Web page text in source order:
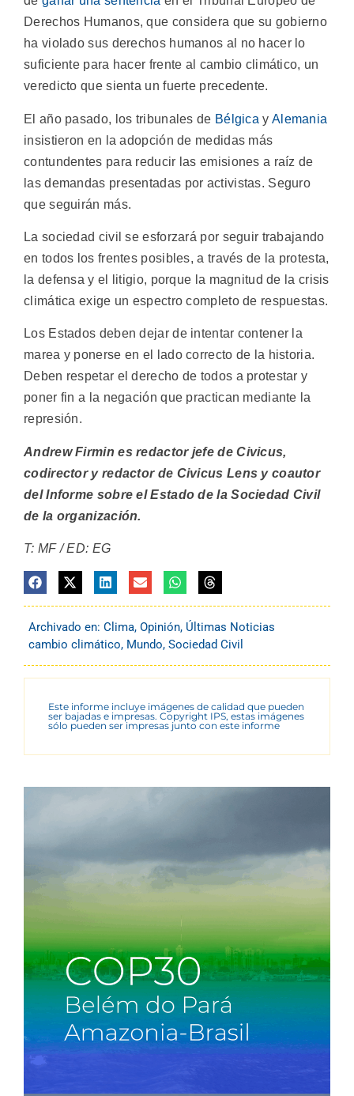
Derechos Humanos, que considera que su gobierno
ha violado sus derechos humanos al no hacer lo
suficiente para hacer frente al cambio climático, un
veredicto que sienta un fuerte precedente.
El año pasado, los tribunales de Bélgica y Alemania
insistieron en la adopción de medidas más
contundentes para reducir las emisiones a raíz de
las demandas presentadas por activistas. Seguro
que seguirán más.
La sociedad civil se esforzará por seguir trabajando
en todos los frentes posibles, a través de la protesta,
la defensa y el litigio, porque la magnitud de la crisis
climática exige un espectro completo de respuestas.
Los Estados deben dejar de intentar contener la
marea y ponerse en el lado correcto de la historia.
Deben respetar el derecho de todos a protestar y
poner fin a la negación que practican mediante la
represión.
Andrew Firmin es redactor jefe de Civicus,
codirector y redactor de Civicus Lens y coautor
del Informe sobre el Estado de la Sociedad Civil
de la organización.
T: MF / ED: EG
Archivado en: Clima, Opinión, Últimas Noticias
cambio climático, Mundo, Sociedad Civil
Este informe incluye imágenes de calidad que pueden
ser bajadas e impresas. Copyright IPS, estas imágenes
sólo pueden ser impresas junto con este informe